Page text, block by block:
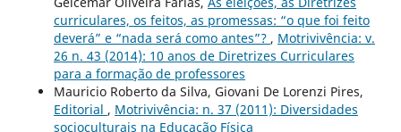
curriculares, os feitos, as promessas: “o que foi feito
deverá” e “nada será como antes”? , Motrivivência: v.
26 n. 43 (2014): 10 anos de Diretrizes Curriculares
para a formação de professores
Mauricio Roberto da Silva, Giovani De Lorenzi Pires,
Editorial , Motrivivência: n. 37 (2011): Diversidades
socioculturais na Educação Física